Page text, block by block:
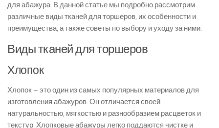
для абажура. В данной статье мы подробно рассмотрим
различные виды тканей для торшеров, их особенности и
преимущества, а также советы по выбору и уходу за ними.
Виды тканей для торшеров
Хлопок
Хлопок – это один из самых популярных материалов для
изготовления абажуров. Он отличается своей
натуральностью, мягкостью и разнообразием расцветок и
текстур. Хлопковые абажуры легко поддаются чистке и